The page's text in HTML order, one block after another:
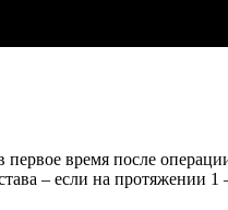
время после
– если на протяжении